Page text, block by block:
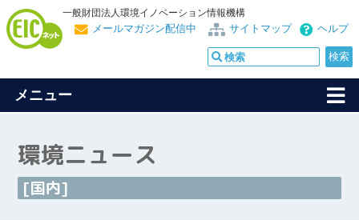
一般財団法人環境イノベーション情報機構
ヘルプ
サイトマップ
メールマガジン配信中
メニュー
環境ニュース
[国内]